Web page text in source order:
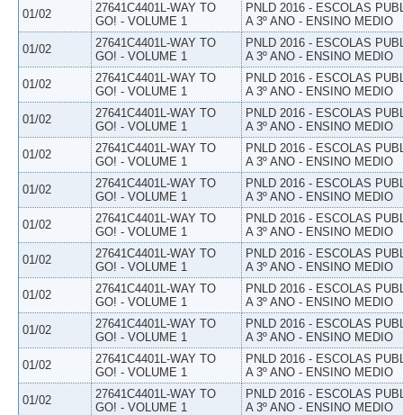
01/02
27641C4401L-WAY TO
GO! - VOLUME 1
PNLD 2016 - ESCOLAS
A 3º ANO - ENSINO MEDIO
01/02
27641C4401L-WAY TO
GO! - VOLUME 1
PNLD 2016 - ESCOLAS
A 3º ANO - ENSINO MEDIO
01/02
27641C4401L-WAY TO
GO! - VOLUME 1
PNLD 2016 - ESCOLAS
A 3º ANO - ENSINO MEDIO
01/02
27641C4401L-WAY TO
GO! - VOLUME 1
PNLD 2016 - ESCOLAS
A 3º ANO - ENSINO MEDIO
01/02
27641C4401L-WAY TO
GO! - VOLUME 1
PNLD 2016 - ESCOLAS
A 3º ANO - ENSINO MEDIO
01/02
27641C4401L-WAY TO
GO! - VOLUME 1
PNLD 2016 - ESCOLAS
A 3º ANO - ENSINO MEDIO
01/02
27641C4401L-WAY TO
GO! - VOLUME 1
PNLD 2016 - ESCOLAS
A 3º ANO - ENSINO MEDIO
01/02
27641C4401L-WAY TO
GO! - VOLUME 1
PNLD 2016 - ESCOLAS
A 3º ANO - ENSINO MEDIO
01/02
27641C4401L-WAY TO
GO! - VOLUME 1
PNLD 2016 - ESCOLAS
A 3º ANO - ENSINO MEDIO
01/02
27641C4401L-WAY TO
GO! - VOLUME 1
PNLD 2016 - ESCOLAS
A 3º ANO - ENSINO MEDIO
01/02
27641C4401L-WAY TO
GO! - VOLUME 1
PNLD 2016 - ESCOLAS
A 3º ANO - ENSINO MEDIO
01/02
27641C4401L-WAY TO
GO! - VOLUME 1
PNLD 2016 - ESCOLAS
A 3º ANO - ENSINO MEDIO